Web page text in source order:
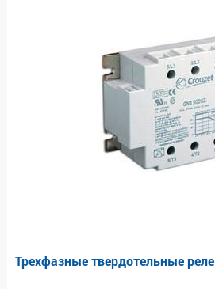
Трехфазные твердотельные реле